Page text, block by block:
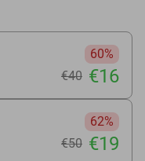
60%
€40 €16
62%
€50 €19